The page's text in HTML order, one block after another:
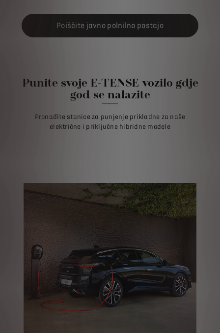
Poiščite javno polnilno postajo
Punite svoje E-TENSE vozilo gdje
god se nalazite
Pronađite stanice za punjenje prikladne za naše
električne i priključne hibridne modele